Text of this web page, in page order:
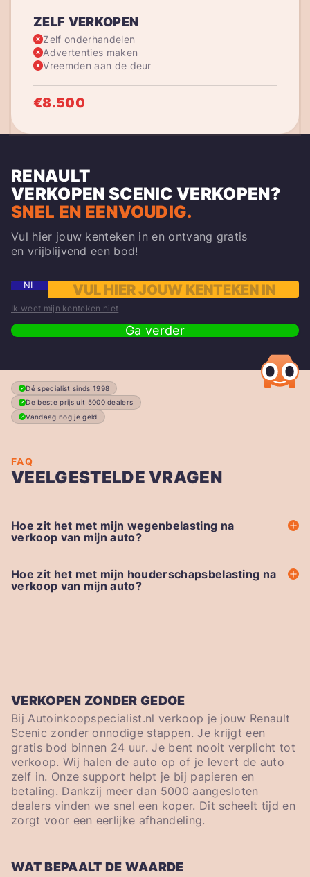
ZELF VERKOPEN
Zelf onderhandelen
Advertenties maken
Vreemden aan de deur
€8.500
RENAULT
VERKOPEN SCENIC VERKOPEN?
SNEL EN EENVOUDIG.
Vul hier jouw kenteken in en ontvang gratis
en vrijblijvend een bod!
NL
Ik weet mijn kenteken niet
Ga verder
Dé specialist sinds 1998
De beste prijs uit 5000 dealers
Vandaag nog je geld
FAQ
VEELGESTELDE VRAGEN
Hoe zit het met mijn wegenbelasting na
verkoop van mijn auto?
Hoe zit het met mijn houderschapsbelasting na
verkoop van mijn auto?
VERKOPEN ZONDER GEDOE
Bij Autoinkoopspecialist.nl verkoop je jouw Renault
Scenic zonder onnodige stappen. Je krijgt een
gratis bod binnen 24 uur. Je bent nooit verplicht tot
verkoop. Wij halen de auto op of je levert de auto
zelf in. Onze support helpt je bij papieren en
betaling. Dankzij meer dan 5000 aangesloten
dealers vinden we snel een koper. Dit scheelt tijd en
zorgt voor een eerlijke afhandeling.
WAT BEPAALT DE WAARDE